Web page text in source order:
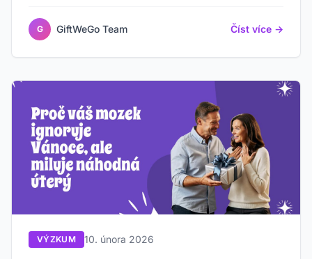
G GiftWeGo Team Číst více →
VÝZKUM 10. února 2026